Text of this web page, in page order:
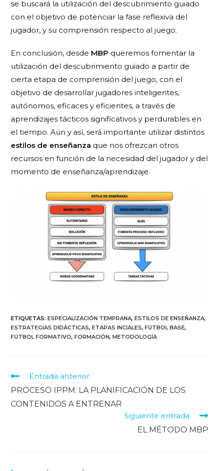
se buscará la utilización del descubrimiento guiado
con el objetivo de potenciar la fase reflexiva del
jugador, y su comprensión respecto al juego.
En conclusión, desde MBP queremos fomentar la
utilización del descubrimiento guiado a partir de
cierta etapa de comprensión del juego, con el
objetivo de desarrollar jugadores inteligentes,
autónomos, eficaces y eficientes, a través de
aprendizajes tácticos significativos y perdurables en
el tiempo. Aún y así, será importante utilizar distintos
estilos de enseñanza que nos ofrezcan otros
recursos en función de la necesidad del jugador y del
momento de enseñanza/aprendizaje.
ETIQUETAS:ESPECIALIZACIÓN TEMPRANA, ESTILOS DE ENSEÑANZA,
ESTRATEGIAS DIDÁCTICAS, ETAPAS INCIALES, FÚTBOL BASE,
FÚTBOL FORMATIVO, FORMACIÓN, METODOLOGÍA
Entrada anterior
PROCESO IPPM: LA PLANIFICACIÓN DE LOS
CONTENIDOS A ENTRENAR
Siguiente entrada
EL MÉTODO MBP